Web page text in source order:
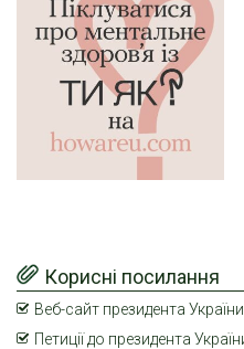
Корисні посилання
Веб-сайт президента України
Петиції до президента